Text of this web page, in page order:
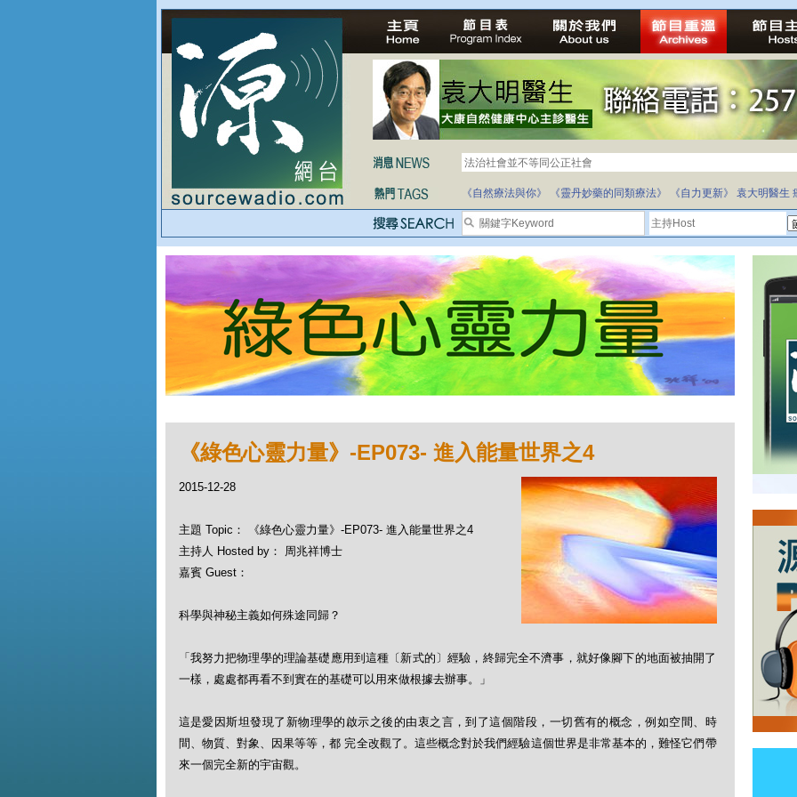
自家教育合法化-推動多元化教育，全民學卷制
《自然療法與你》 《靈丹妙藥的同類療法》 《自力更新》 袁大明醫生
《綠色心靈力量》-EP073- 進入能量世界之4
2015-12-28
主題 Topic： 《綠色心靈力量》-EP073- 進入能量世界之4
主持人 Hosted by： 周兆祥博士
嘉賓 Guest：
科學與神秘主義如何殊途同歸？
「我努力把物理學的理論基礎應用到這種〔新式的〕經驗，終歸完全不濟事，就好像腳下的地面被抽開了
一樣，處處都再看不到實在的基礎可以用來做根據去辦事。」
這是愛因斯坦發現了新物理學的啟示之後的由衷之言，到了這個階段，一切舊有的概念，例如空間、時
間、物質、對象、因果等等，都 完全改觀了。這些概念對於我們經驗這個世界是非常基本的，難怪它們帶
來一個完全新的宇宙觀。